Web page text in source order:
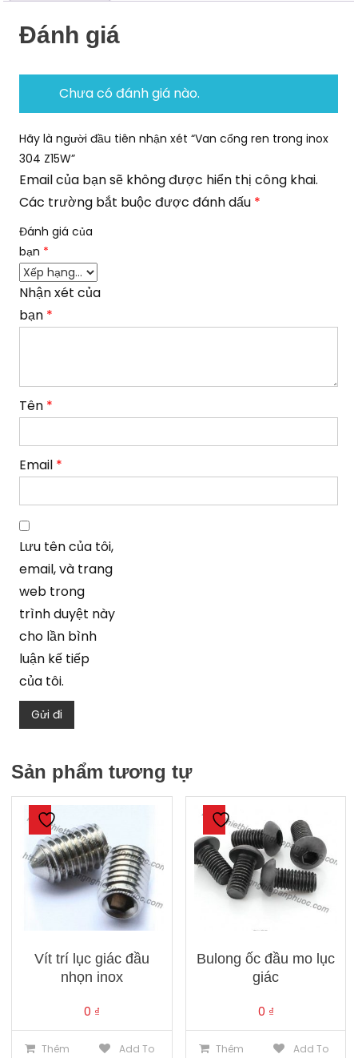
Đánh giá
Chưa có đánh giá nào.
Hãy là người đầu tiên nhận xét “Van cổng ren trong inox
304 Z15W”
Email của bạn sẽ không được hiển thị công khai.
Các trường bắt buộc được đánh dấu *
Đánh giá của
bạn *
Nhận xét của
bạn *
Tên *
Email *
Lưu tên của tôi,
email, và trang
web trong
trình duyệt này
cho lần bình
luận kế tiếp
của tôi.
Sản phẩm tương tự
Vít trí lục giác đầu
nhọn inox
0 ₫
Thêm Add To
Bulong ốc đầu mo lục
giác
0 ₫
Thêm Add To